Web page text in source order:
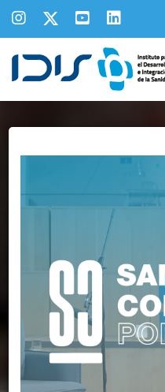
IDIS EN